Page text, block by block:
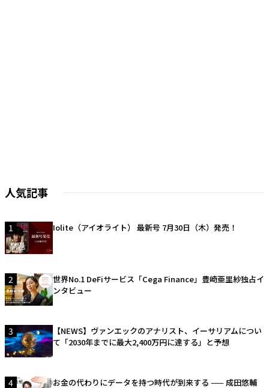
人気記事
1 Iolite（アイオライト） 最新号 7月30日（木）発売！
2
世界No.1 DeFiサービス「Cega Finance」豊崎亜里紗独占イ
ンタビュー
3
【NEWS】ヴァンエックのアナリスト、イーサリアムについ
て「2030年までに最大2,400万円に達する」と予想
4 お金の代わりにデータを持つ時代が到来する —— 成田悠輔